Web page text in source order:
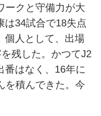
ークと守備力が大
は34試合で18失点
個人として、出場
残した。かつてJ2
番はなく、16年に
を積んできた。今